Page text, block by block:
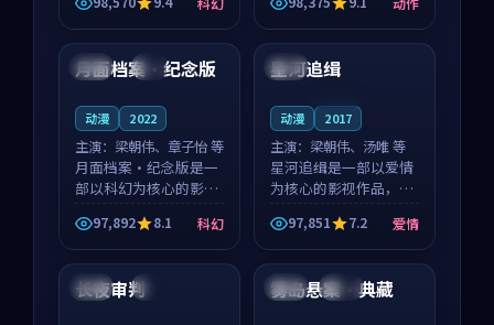
校园青春的人物心境共
同构筑了影片基调。莫
如初、林星桥用细腻的
表演撑起整部科幻电
的取景与沙漠探险的氛
围相互成就，苏柏然与
樊清晏的对手戏自然克
制，让整部影片在悬念
韩国 4K
月面档案·纪念版
动漫 2022
主演： 梁朝伟、章子怡 等
月面档案·纪念版是一
部以科幻为核心的影视
作品，围绕危机、反转
与人物成长展开，整体
节奏紧凑，值得推荐观
看。
97,892 8.1 科幻
泰国
星河追缉
动漫 2017
主演： 梁朝伟、汤唯 等
星河追缉是一部以爱情
为核心的影视作品，围
绕危机、反转与人物成
长展开，整体节奏紧
凑，值得推荐观看。
97,851 7.2 爱情
美国 4K
长夜审判 中国 杜比
雾岛悬案·典藏